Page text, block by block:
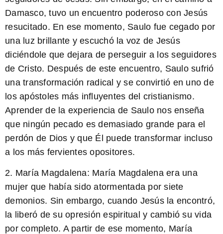
Damasco, tuvo un encuentro poderoso con Jesús
resucitado. En ese momento, Saulo fue cegado por
una luz brillante y escuchó la voz de Jesús
diciéndole que dejara de perseguir a los seguidores
de Cristo. Después de este encuentro, Saulo sufrió
una transformación radical y se convirtió en uno de
los apóstoles más influyentes del cristianismo.
Aprender de la experiencia de Saulo nos enseña
que ningún pecado es demasiado grande para el
perdón de Dios y que Él puede transformar incluso
a los más fervientes opositores.
2. María Magdalena: María Magdalena era una
mujer que había sido atormentada por siete
demonios. Sin embargo, cuando Jesús la encontró,
la liberó de su opresión espiritual y cambió su vida
por completo. A partir de ese momento, María